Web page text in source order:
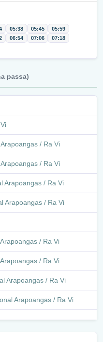
05:38 05:45
05:59
06:54 07:06 07:18
passa)
/ Ra Vi
/ Ra Vi
Arapoangas / Ra Vi
Arapoangas / Ra Vi
/ Ra Vi
/ Ra Vi
Arapoangas / Ra Vi
Arapoangas / Ra Vi